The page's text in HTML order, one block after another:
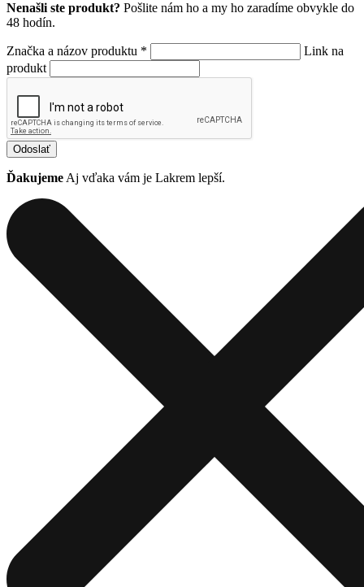
Nenašli ste produkt? Pošlite nám ho a my ho zaradíme obvykle do
48 hodín.
Značka a názov produktu *
Link na
produkt
Odoslať
Ďakujeme Aj vďaka vám je Lakrem lepší.